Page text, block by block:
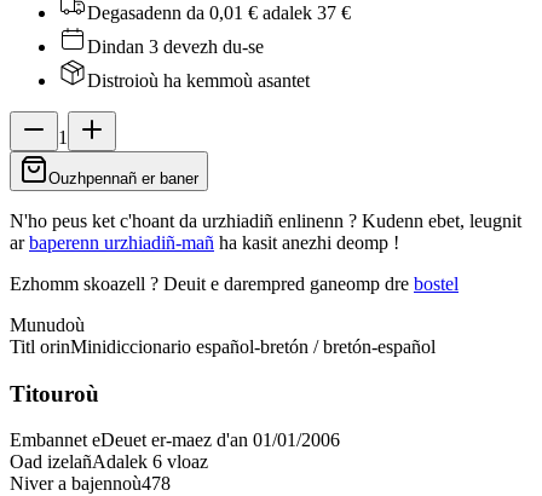
Degasadenn da 0,01 € adalek 37 €
Dindan 3 devezh du-se
Distroioù ha kemmoù asantet
1
Ouzhpennañ er baner
N'ho peus ket c'hoant da urzhiadiñ enlinenn ? Kudenn ebet, leugnit
arbaperenn urzhiadiñ-mañ ha kasit anezhi deomp !
Ezhomm skoazell ? Deuit e darempred ganeomp dre bostel
Munudoù
Titl orinMinidiccionario español-bretón / bretón-español
Titouroù
Embannet eDeuet er-maez d'an 01/01/2006
Oad izelañAdalek 6 vloaz
Niver a bajennoù478